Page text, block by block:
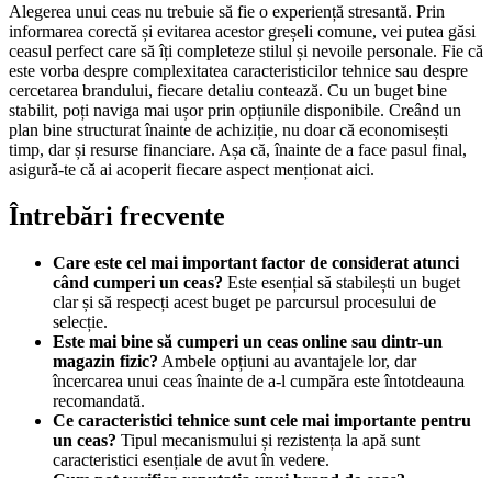
Alegerea unui ceas nu trebuie să fie o experiență stresantă. Prin
informarea corectă și evitarea acestor greșeli comune, vei putea găsi
ceasul perfect care să îți completeze stilul și nevoile personale. Fie că
este vorba despre complexitatea caracteristicilor tehnice sau despre
cercetarea brandului, fiecare detaliu contează. Cu un buget bine
stabilit, poți naviga mai ușor prin opțiunile disponibile. Creând un
plan bine structurat înainte de achiziție, nu doar că economisești
timp, dar și resurse financiare. Așa că, înainte de a face pasul final,
asigură-te că ai acoperit fiecare aspect menționat aici.
Întrebări frecvente
Care este cel mai important factor de considerat atunci
când cumperi un ceas? Este esențial să stabilești un buget
clar și să respecți acest buget pe parcursul procesului de
selecție.
Este mai bine să cumperi un ceas online sau dintr-un
magazin fizic? Ambele opțiuni au avantajele lor, dar
încercarea unui ceas înainte de a-l cumpăra este întotdeauna
recomandată.
Ce caracteristici tehnice sunt cele mai importante pentru
un ceas? Tipul mecanismului și rezistența la apă sunt
caracteristici esențiale de avut în vedere.